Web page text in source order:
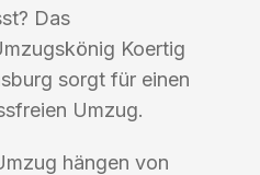
Das
Koertig
sorgt für einen
Umzug.
hängen von